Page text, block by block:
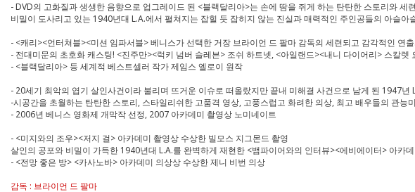
- DVD의 고화질과 생생한 음향으로 업그레이드 된 <블랙달리아>는 손에 땀을 쥐게 하는 탄탄한 스토리와
비밀이 도사리고 있는 1940년대 L.A.에서 펼쳐지는 잡힐 듯 잡히지 않는 진실과 매력적인 주인공들의 아슬
- <캐리><언터쳐블><미션 임파서블> 베니스가 선택한 거장 브라이언 드 팔마 감독의 세련되고 감각적인 연출.
- 전대미문의 초호화 캐스팅! <진주만><럭키 넘버 슬레븐> 조쉬 하트넷, <아일랜드><내니 다이어리> 스칼
- <블랙달리아> 등 세계적 베스트셀러 작가 제임스 엘로이 원작
- 20세기 최악의 엽기 살인사건이라 불리며 뜨거운 이슈로 떠올랐지만 끝내 미해결 사건으로 남게 된 1947년
-시공간을 초월하는 탄탄한 스토리, 스타일리쉬한 고품격 영상, 고풍스럽고 화려한 의상, 최고 배우들의 관능
- 2006년 베니스 영화제 개막작 선정, 2007 아카데미 촬영상 노미네이트
- <미지와의 조우><저지 걸> 아카데미 촬영상 수상한 빌모스 지그몬드 촬영
살인의 공포와 비밀이 가득한 1940년대 L.A.를 완벽하게 재현한 <뱀파이어와의 인터뷰><에비에이터> 아카
- <전망 좋은 방> <카사노바> 아카데미 의상상 수상한 제니 비번 의상
감독 : 브라이언 드 팔마